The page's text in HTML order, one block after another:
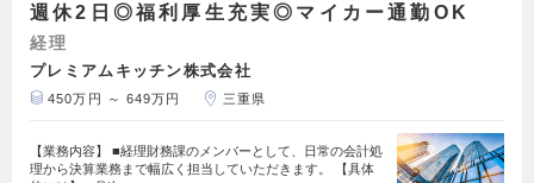
週休2日◎福利厚生充実◎マイカー通勤OK
経理
プレミアムキッチン株式会社
450万円 ～ 649万円 三重県
【業務内容】 ■経理財務課のメンバーとして、日常の会計処
理から決算業務まで幅広く担当していただきます。 【具体